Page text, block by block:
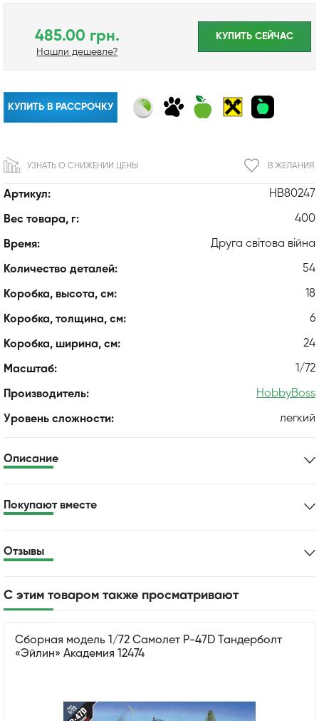
Артикул: HB80247
Вес товара, г: 400
Время: Друга світова війна
Количество деталей: 54
Коробка, высота, см: 18
Коробка, толщина, см: 6
Коробка, ширина, см: 24
Масштаб: 1/72
Производитель: HobbyBoss
Уровень сложности: легкий
485.00 грн.
Нашли дешевле?
КУПИТЬ CЕЙЧАС
КУПИТЬ В РАССРОЧКУ
В ЖЕЛАНИЯ
УЗНАТЬ О СНИЖЕНИИ ЦЕНЫ
Описание
Покупают вместе
Отзывы
С этим товаром также просматривают
Сборная модель 1/72 Самолет P-47D Тандерболт
«Эйлин» Академия 12474